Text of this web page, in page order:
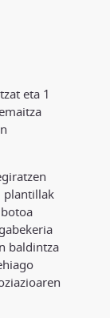
eta 1
plantillak
baldintza